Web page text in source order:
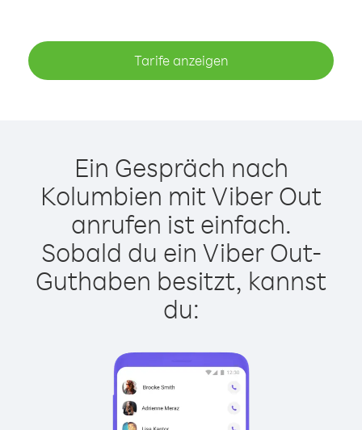
Tarife anzeigen
Ein Gespräch nach
Kolumbien mit Viber Out
anrufen ist einfach.
Sobald du ein Viber Out-
Guthaben besitzt, kannst
du: